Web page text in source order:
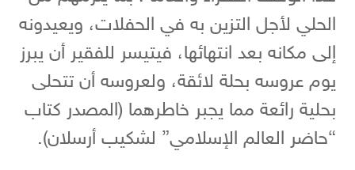
الحلي لأجل التزين به في الحفلات، ويعيدونه
إلى مكانه بعد انتهائها، فيتيسر للفقير أن يبرز
يوم عروسه بحلة لائقة، ولعروسه أن تتحلى
بحلية رائعة مما يجبر خاطرهما (المصدر كتاب
“حاضر العالم الإسلامي” لشكيب أرسلان).